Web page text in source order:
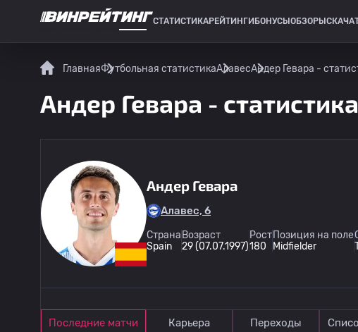
СТАТИСТИКАРЕЙТИНГИ БОНУСЫ ОБЗОРЫ
ГлавнаяФутбольная статистикаАлавесАндер Гевара -
Андер Гевара -
Андер Гевара
Алавес, 6
Страна
Spain
Возраст
29 (07.07.1997)
Рост
180
Позиция на поле
Midfielder
Последние матчи Карьера Переходы